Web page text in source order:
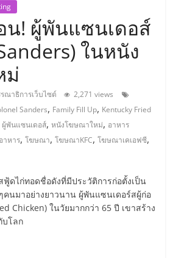
น! ผู้พันแซนเดอส์
ในหนัง
ม่
ณาธิการเว็บไซต์
2,271 views
Sanders, Family Fill Up, Kentucky Fried
ผู้พันแซนเดอส์,หนังโฆษณาใหม่, อาหาร
าหาร,โฆษณา,โฆษณาKFC,โฆษณาเคเอฟซี,
ฟู้ดไก่ทอดชื่อดังที่มีประวัติการก่อตั้งเป็น
คนมาอย่างยาวนาน ผู้พันแซนเดอร์สผู้ก่อ
Chicken) ในวัยมากกว่า 65 ปี เขาสร้าง
บโลก